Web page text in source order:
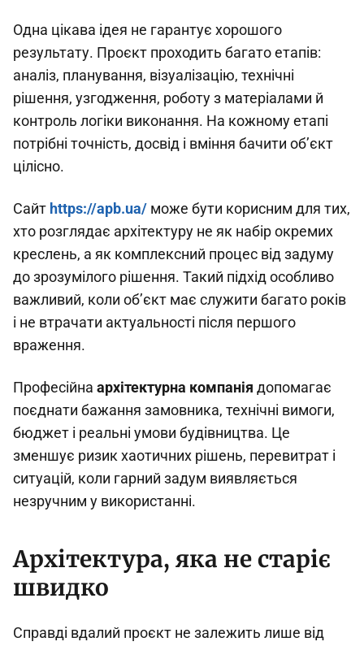
Одна цікава ідея не гарантує хорошого
результату. Проєкт проходить багато етапів:
аналіз, планування, візуалізацію, технічні
рішення, узгодження, роботу з матеріалами й
контроль логіки виконання. На кожному етапі
потрібні точність, досвід і вміння бачити об’єкт
цілісно.
Сайт https://apb.ua/ може бути корисним для тих,
хто розглядає архітектуру не як набір окремих
креслень, а як комплексний процес від задуму
до зрозумілого рішення. Такий підхід особливо
важливий, коли об’єкт має служити багато років
і не втрачати актуальності після першого
враження.
Професійна архітектурна компанія допомагає
поєднати бажання замовника, технічні вимоги,
бюджет і реальні умови будівництва. Це
зменшує ризик хаотичних рішень, перевитрат і
ситуацій, коли гарний задум виявляється
незручним у використанні.
Архітектура, яка не старіє
швидко
Справді вдалий проєкт не залежить лише від